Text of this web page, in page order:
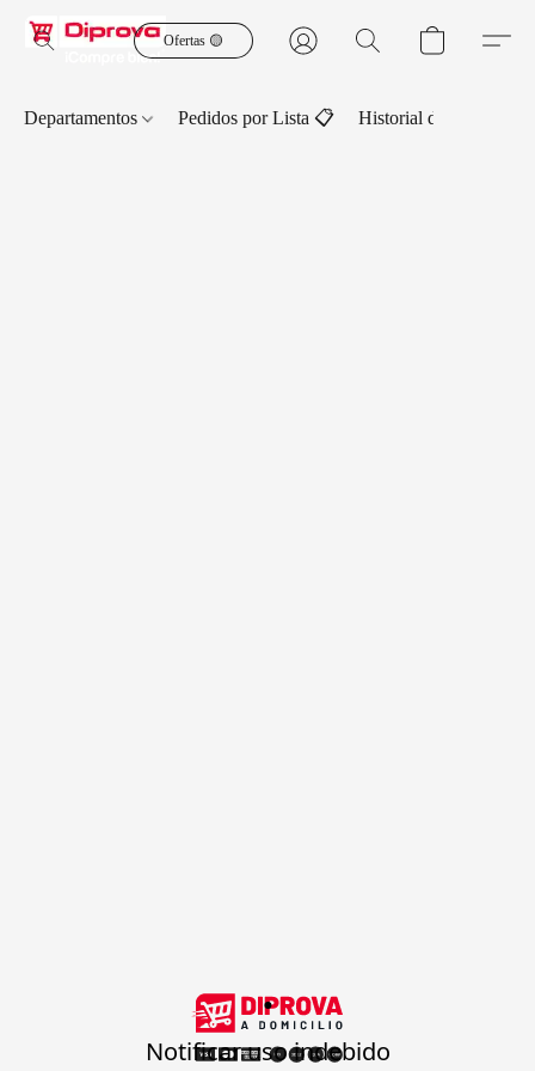
Ofertas 🟡
Departamentos Pedidos por Lista 📋 Historial de Pedidos
.
Notificar uso indebido